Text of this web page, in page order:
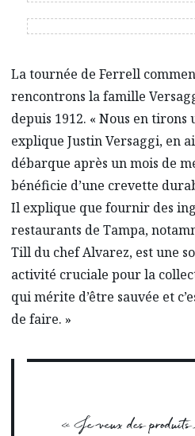
La tournée de Ferrell
rencontrons la famille
depuis 1912. « Nous en
explique Justin Versaggi, en
débarque après un mois de
bénéficie d’une crevette
Il explique que fournir des
restaurants de Tampa,
Till du chef Alvarez, est une
activité cruciale pour la
qui mérite d’être sauvée et
de faire. »
« Je veux des